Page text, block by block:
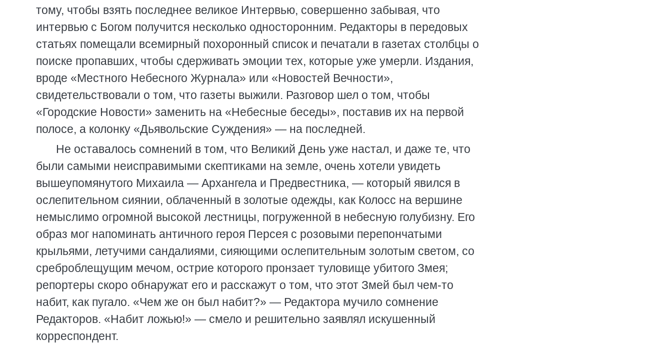
тому, чтобы взять последнее великое Интервью, совершенно забывая, что
интервью с Богом получится несколько односторонним. Редакторы в передовых
статьях помещали всемирный похоронный список и печатали в газетах столбцы о
поиске пропавших, чтобы сдерживать эмоции тех, которые уже умерли. Издания,
вроде «Местного Небесного Журнала» или «Новостей Вечности»,
свидетельствовали о том, что газеты выжили. Разговор шел о том, чтобы
«Городские Новости» заменить на «Небесные беседы», поставив их на первой
полосе, а колонку «Дьявольские Суждения» — на последней.
Не оставалось сомнений в том, что Великий День уже настал, и даже те, что
были самыми неисправимыми скептиками на земле, очень хотели увидеть
вышеупомянутого Михаила — Архангела и Предвестника, — который явился в
ослепительном сиянии, облаченный в золотые одежды, как Колосс на вершине
немыслимо огромной высокой лестницы, погруженной в небесную голубизну. Его
образ мог напоминать античного героя Персея с розовыми перепончатыми
крыльями, летучими сандалиями, сияющими ослепительным золотым светом, со
среброблещущим мечом, острие которого пронзает туловище убитого Змея;
репортеры скоро обнаружат его и расскажут о том, что этот Змей был чем-то
набит, как пугало. «Чем же он был набит?» — Редактора мучило сомнение
Редакторов. «Набит ложью!» — смело и решительно заявлял искушенный
корреспондент.